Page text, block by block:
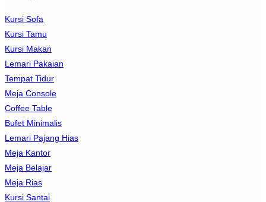
Kursi Sofa
Kursi Tamu
Kursi Makan
Lemari Pakaian
Tempat Tidur
Meja Console
Coffee Table
Bufet Minimalis
Lemari Pajang Hias
Meja Kantor
Meja Belajar
Meja Rias
Kursi Santai